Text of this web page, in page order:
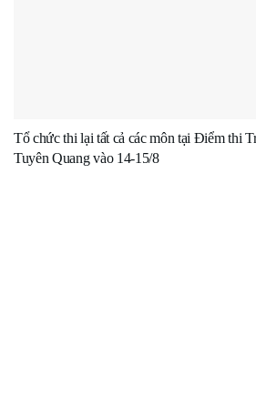
Tổ chức thi lại tất cả các môn tại Điểm thi
Tuyên Quang vào 14-15/8